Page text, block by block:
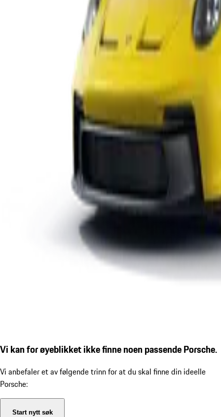
Vi kan for øyeblikket ikke finne noen passende Porsche.
Vi anbefaler et av følgende trinn for at du skal finne din ideelle
Porsche:
Start nytt søk